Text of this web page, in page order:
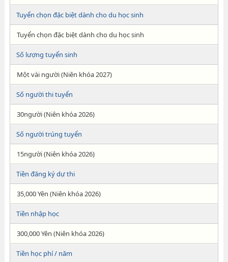
Tuyển chọn đặc biệt dành cho du học sinh
Tuyển chọn đặc biệt dành cho du học sinh
Số lượng tuyển sinh
Một vài người (Niên khóa 2027)
Số người thi tuyển
30người (Niên khóa 2026)
Số người trúng tuyển
15người (Niên khóa 2026)
Tiền đăng ký dự thi
35,000 Yên (Niên khóa 2026)
Tiền nhập học
300,000 Yên (Niên khóa 2026)
Tiền học phí / năm